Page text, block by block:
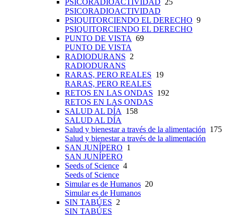
PSICORADIOACTIVIDAD 25
PSICORADIOACTIVIDAD
PSIQUITORCIENDO EL DERECHO 9
PSIQUITORCIENDO EL DERECHO
PUNTO DE VISTA 69
PUNTO DE VISTA
RADIODURANS 2
RADIODURANS
RARAS, PERO REALES 19
RARAS, PERO REALES
RETOS EN LAS ONDAS 192
RETOS EN LAS ONDAS
SALUD AL DÍA
158
SALUD AL DÍA
Salud y bienestar a través de la alimentación 175
Salud y bienestar a través de la alimentación
SAN JUNÍPERO 1
SAN JUNÍPERO
Seeds of Science 4
Seeds of Science
Simular es de Humanos 20
Simular es de Humanos
SIN TABÚES 2
SIN TABÚES